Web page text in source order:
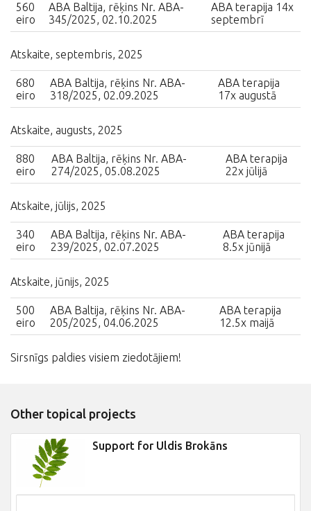
560
eiro
ABA Baltija, rēķins Nr. ABA-
345/2025, 02.10.2025
ABA terapija 14x
septembrī
Atskaite, septembris, 2025
680
eiro
ABA Baltija, rēķins Nr. ABA-
318/2025, 02.09.2025
ABA terapija
17x augustā
Atskaite, augusts, 2025
880
eiro
ABA Baltija, rēķins Nr. ABA-
274/2025, 05.08.2025
ABA terapija
22x jūlijā
Atskaite, jūlijs, 2025
340
eiro
ABA Baltija, rēķins Nr. ABA-
239/2025, 02.07.2025
ABA terapija
8.5x jūnijā
Atskaite, jūnijs, 2025
500
eiro
ABA Baltija, rēķins Nr. ABA-
205/2025, 04.06.2025
ABA terapija
12.5x maijā
Sirsnīgs paldies visiem ziedotājiem!
Other topical projects
Support for Uldis Brokāns